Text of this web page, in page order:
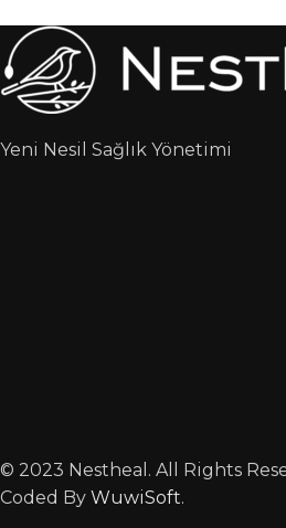
Yeni Nesil Sağlık Yönetimi
© 2023 Nestheal. All Rights
Coded By WuwiSoft.